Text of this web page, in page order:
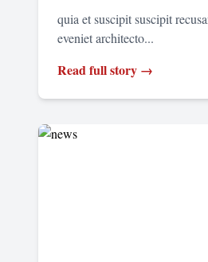
quia et suscipit suscipit
eveniet architecto...
Read full story →